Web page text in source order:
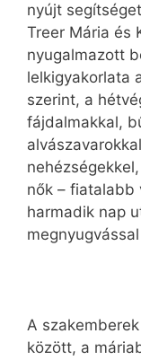
nyújt
Treer Mária és
nyugalmazott
lelkigyakorlata
szerint, a
fájdalmakkal,
nők – fiatalabb
harmadik nap
A
között, a